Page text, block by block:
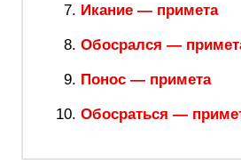
Икание — примета
Обосрался —
Понос — примета
Обосраться —